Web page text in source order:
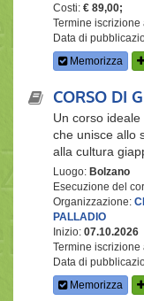
Costi: € 89,00;
Termine iscrizione
Data di
Memorizza
CORSO DI
Un corso
che unisce allo
alla cultura
Luogo: Bolzano
Esecuzione del
Organizzazione:
PALLADIO
Inizio: 07.10.2026
Termine iscrizione
Data di
Memorizza